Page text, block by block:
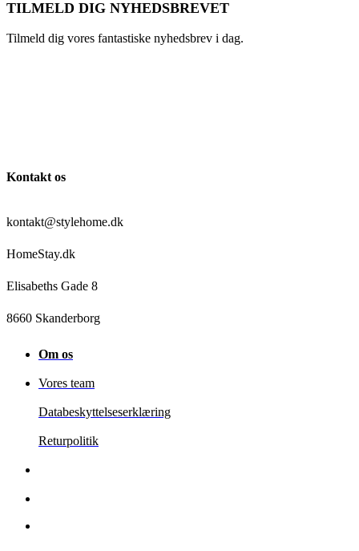
TILMELD DIG NYHEDSBREVET
Tilmeld dig vores fantastiske nyhedsbrev i dag.
Kontakt os
kontakt@stylehome.dk
HomeStay.dk
Elisabeths Gade 8
8660 Skanderborg
Om os
Vores team
Databeskyttelseserklæring
Returpolitik